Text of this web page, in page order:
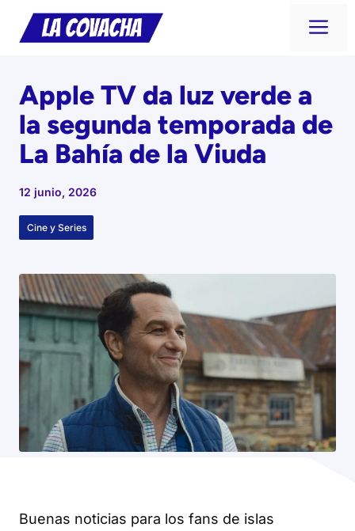
Saltar
Apple TV da luz verde a
la segunda temporada de
La Bahía de la Viuda
12 junio, 2026
Cine y Series
Buenas noticias para los fans de islas